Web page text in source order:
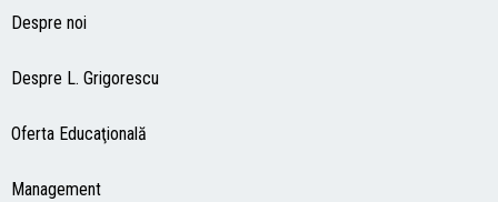
Despre noi
Despre L. Grigorescu
Oferta Educaţională
Management